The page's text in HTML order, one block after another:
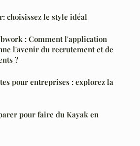
choisissez le style idéal
: Comment l'application
l'avenir du recrutement et de
?
pour entreprises : explorez la
pour faire du Kayak en